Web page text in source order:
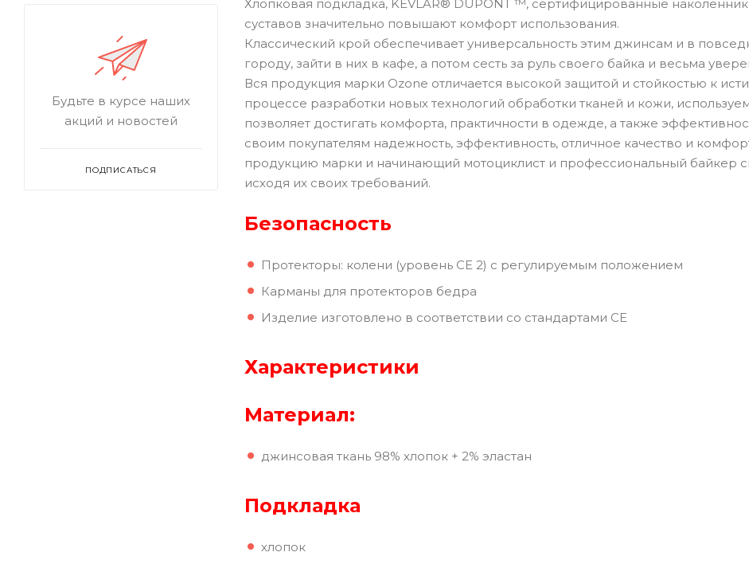
Хлопковая подкладка, KEVLAR® DUPONT ™, сертифицированные
суставов значительно повышают комфорт использования.
Классический крой обеспечивает универсальность этим джинсам и в
городу, зайти в них в кафе, а потом сесть за руль своего байка и весьма
Вся продукция марки Ozone отличается высокой защитой и стойкостью к
процессе разработки новых технологий обработки тканей и кожи,
позволяет достигать комфорта, практичности в одежде, а также
своим покупателям надежность, эффективность, отличное качество и
продукцию марки и начинающий мотоциклист и профессиональный байкер
исходя их своих требований.
Безопасность
Протекторы: колени (уровень CE 2) с регулируемым положением
Карманы для протекторов бедра
Изделие изготовлено в соответствии со стандартами CE
Характеристики
Материал:
джинсовая ткань 98% хлопок + 2% эластан
Подкладка
хлопок
Будьте в курсе наших
акций и новостей
ПОДПИСАТЬСЯ